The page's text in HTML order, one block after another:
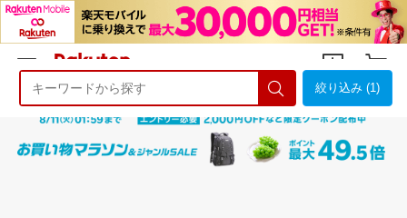
ようこそ 楽天市場へ ログイン
絞り込み (1)